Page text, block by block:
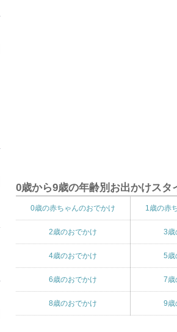
0歳から9歳の年齢別お出かけスタ
0歳の赤ちゃんのおでかけ 1歳の赤
2歳のおでかけ 3歳
4歳のおでかけ 5歳
6歳のおでかけ 7歳
8歳のおでかけ 9歳